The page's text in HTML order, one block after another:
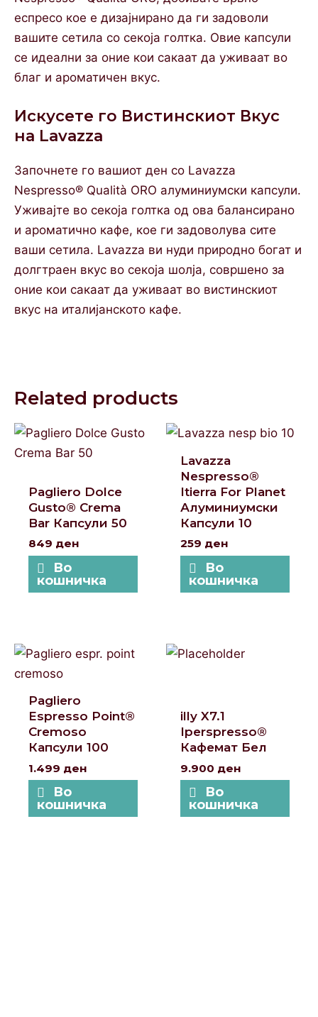
еспресо кое е дизајнирано да ги задоволи
вашите сетила со секоја голтка. Овие капсули
се идеални за оние кои сакаат да уживаат во
благ и ароматичен вкус.
Искусете го Вистинскиот Вкус
на Lavazza
Започнете го вашиот ден со Lavazza
Nespresso® Qualità ORO алуминиумски капсули.
Уживајте во секоја голтка од ова балансирано
и ароматично кафе, кое ги задоволува сите
ваши сетила. Lavazza ви нуди природно богат и
долгтраен вкус во секоја шолја, совршено за
оние кои сакаат да уживаат во вистинскиот
вкус на италијанското кафе.
Related products
Pagliero Dolce
Gusto® Crema
Bar Капсули 50
849 ден
Во
кошничка
Lavazza
Nespresso®
Itierra For Planet
Алуминиумски
Капсули 10
259 ден
Во
кошничка
Pagliero
Espresso Point®
Cremoso
Капсули 100
1.499 ден
Во
кошничка
illy X7.1
Iperspresso®
Кафемат Бел
9.900 ден
Во
кошничка